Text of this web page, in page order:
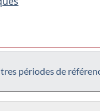
périodes de